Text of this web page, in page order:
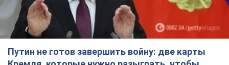
не будет
3 години тому 19,2 т.
Дроны атаковали НПЗ в Нижнекамске: после
взрывов был виден дым. Видео